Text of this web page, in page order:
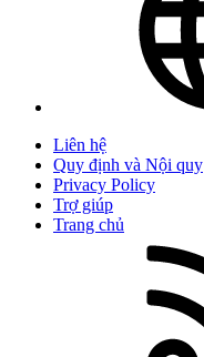
Liên hệ
Quy định và Nội quy
Privacy Policy
Trợ giúp
Trang chủ